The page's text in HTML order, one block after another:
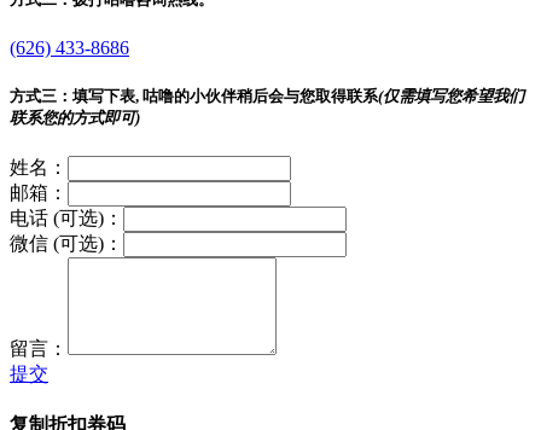
(626) 433-8686
方式三： 填写下表, 咕噜的小伙伴稍后会与您取得联系(仅需填写您希望我们
联系您的方式即可)
姓名：
邮箱：
电话 (可选)：
微信 (可选)：
留言：
提交
复制折扣券码